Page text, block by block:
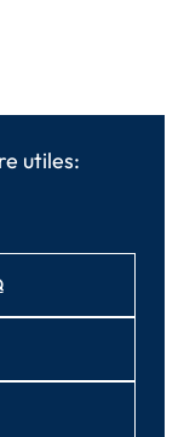
utiles: